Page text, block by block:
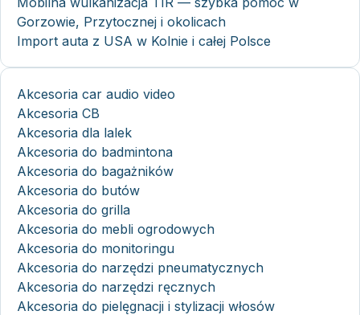
Gorzowie, Przytocznej i okolicach
Import auta z USA w Kolnie i całej Polsce
Akcesoria car audio video
Akcesoria CB
Akcesoria dla lalek
Akcesoria do badmintona
Akcesoria do bagażników
Akcesoria do butów
Akcesoria do grilla
Akcesoria do mebli ogrodowych
Akcesoria do monitoringu
Akcesoria do narzędzi pneumatycznych
Akcesoria do narzędzi ręcznych
Akcesoria do pielęgnacji i stylizacji włosów